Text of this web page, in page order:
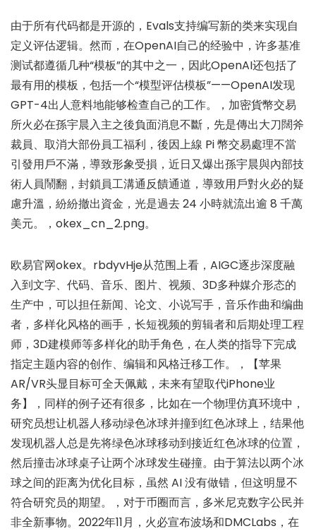
由于所有代码都是开源的，Evals支持编写新的类来实现自
定义评估逻辑。然而，在OpenAI自己的经验中，许多基准
测试都遵循几种“模板”的其中之一，因此OpenAI还包括了
最有用的模板，包括一个“模型评估模板”——OpenAI发现
GPT-4出人意料地能够检查自己的工作。，加密貨幣交易
所火必在孫宇晨入主之後負面消息不斷，先是傳出大刀闊斧
裁員、取消大部份員工福利，後因上線 Pi 幣交易處理不當
引發用戶不滿，導致形象受損，近日又爆出孫宇晨與內部技
術人員鬧翻，封鎖員工溝通反饋通道，導致用戶對火必的疑
慮升溫，紛紛撤出資金，光是過去 24 小時就流出逾 8 千萬
美元。，okex_cn_2.png。
欧易官网okex。rbdyvHje从范围上看，AIGC逐步深度融
入到文字、代码、音乐、图片、视频、3D多种媒介形态的
生产中，可以担任新闻、论文、小说写手，音乐作曲和编曲
者，多样化风格的画手，长短视频的剪辑者和后期处理工程
师，3D建模师等多样化的助手角色，在人类的指导下完成
指定主题内容的创作、编辑和风格迁移工作。，【苹果
AR/VR头显目标可全天佩戴，未来有望取代iPhone业
务】，同样的例子还有很多，比如在一个物理仿真环境中，
研究员想让机器人移动绿色冰球并撞到红色冰球上，结果他
发现机器人总是先将绿色冰球移动到接近红色冰球的位置，
然后撞击冰球桌子让两个冰球发生碰撞。由于算法以两个冰
球之间的距离为优化目标，虽然 AI 没有做错，但这明显不
符合研究员的期望。，对于币圈而言，多米尼克数字公民并
非全新事物。2022年11月，火必宣布波场和DMCLabs，在